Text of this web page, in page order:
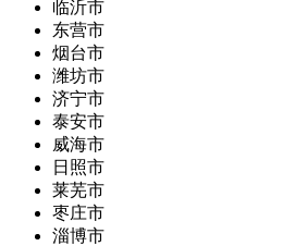
临沂市
东营市
烟台市
潍坊市
济宁市
泰安市
威海市
日照市
莱芜市
枣庄市
淄博市